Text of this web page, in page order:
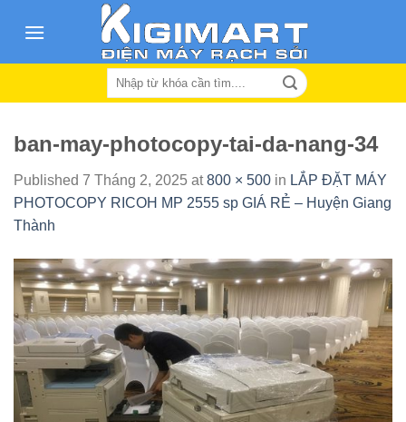
Search
ban-may-photocopy-tai-da-nang-34
Published 7 Tháng 2, 2025 at800 × 500 in LẮP ĐẶT MÁY
PHOTOCOPY RICOH MP 2555 sp GIÁ RẺ – Huyện Giang
Thành